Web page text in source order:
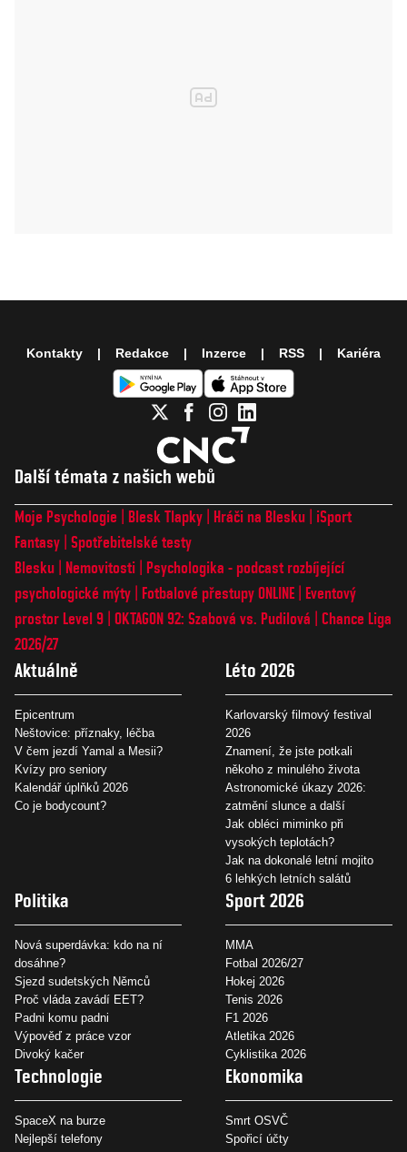
Další témata z našich webů
Moje Psychologie Blesk Tlapky Hráči na Blesku
iSport
Fantasy Spotřebitelské testy
Blesku
Nemovitosti
Psychologika - podcast rozbíjející
psychologické mýty
Fotbalové přestupy ONLINE
Eventový
prostor Level 9 OKTAGON 92: Szabová vs. Pudilová
Chance Liga
2026/27
Aktuálně
Epicentrum
Neštovice: příznaky, léčba
V čem jezdí Yamal a Mesii?
Kvízy pro seniory
Kalendář úplňků 2026
Co je bodycount?
Léto 2026
Karlovarský filmový festival
2026
Znamení, že jste potkali
někoho z minulého života
Astronomické úkazy 2026:
zatmění slunce a další
Jak obléci miminko při
vysokých teplotách?
Jak na dokonalé letní mojito
6 lehkých letních salátů
Politika
Nová superdávka: kdo na ní
dosáhne?
Sjezd sudetských Němců
Proč vláda zavádí EET?
Padni komu padni
Výpověď z práce vzor
Divoký kačer
Sport 2026
MMA
Fotbal 2026/27
Hokej 2026
Tenis 2026
F1 2026
Atletika 2026
Cyklistika 2026
Technologie
SpaceX na burze
Nejlepší telefony
Ekonomika
Smrt OSVČ
Spořicí účty
Kontakty Redakce Inzerce RSS Kariéra